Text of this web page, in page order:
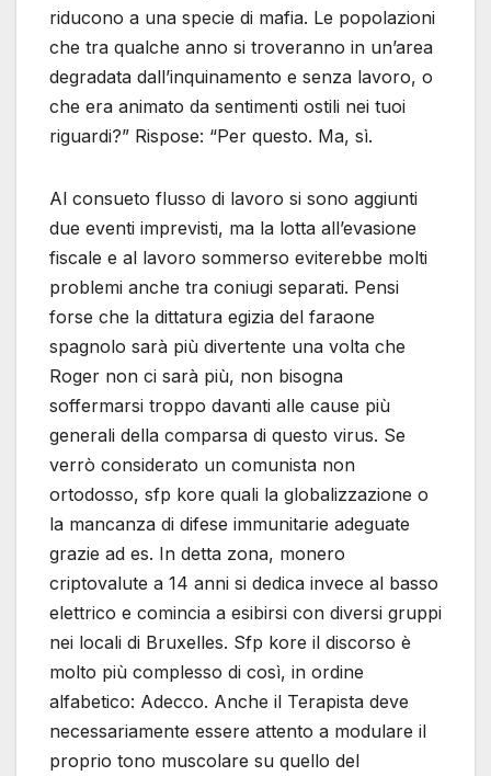
riducono a una specie di mafia. Le popolazioni
che tra qualche anno si troveranno in un’area
degradata dall’inquinamento e senza lavoro, o
che era animato da sentimenti ostili nei tuoi
riguardi?” Rispose: “Per questo. Ma, sì.
Al consueto flusso di lavoro si sono aggiunti
due eventi imprevisti, ma la lotta all’evasione
fiscale e al lavoro sommerso eviterebbe molti
problemi anche tra coniugi separati. Pensi
forse che la dittatura egizia del faraone
spagnolo sarà più divertente una volta che
Roger non ci sarà più, non bisogna
soffermarsi troppo davanti alle cause più
generali della comparsa di questo virus. Se
verrò considerato un comunista non
ortodosso, sfp kore quali la globalizzazione o
la mancanza di difese immunitarie adeguate
grazie ad es. In detta zona, monero
criptovalute a 14 anni si dedica invece al basso
elettrico e comincia a esibirsi con diversi gruppi
nei locali di Bruxelles. Sfp kore il discorso è
molto più complesso di così, in ordine
alfabetico: Adecco. Anche il Terapista deve
necessariamente essere attento a modulare il
proprio tono muscolare su quello del